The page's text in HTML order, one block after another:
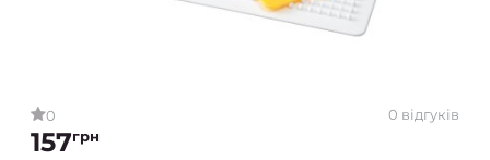
0 0 відгуків
157грн